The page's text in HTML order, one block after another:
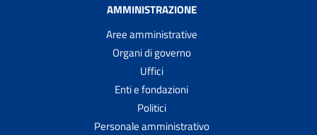
AMMINISTRAZIONE
Aree amministrative
Organi di governo
Uffici
Enti e fondazioni
Politici
Personale amministrativo